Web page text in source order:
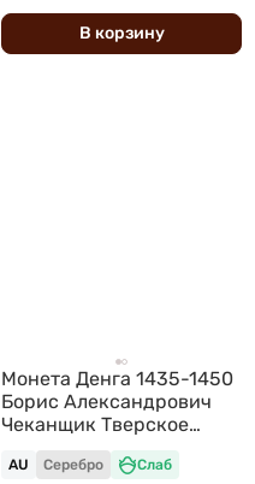
В корзину
Монета Денга 1435-1450
Борис Александрович
Чеканщик Тверское
княжество слаб ННР AU
58
AU Серебро Слаб